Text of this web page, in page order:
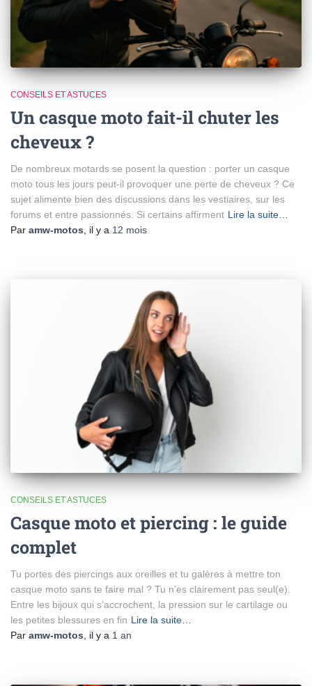
CONSEILS ET ASTUCES
Un casque moto fait-il chuter les
cheveux ?
De nombreux motards se posent la question : porter un casque
moto tous les jours peut-il provoquer une perte de cheveux ? Ce
sujet alimente bien des discussions dans les vestiaires, sur les
forums et entre passionnés. Si certains affirment Lire la suite…
Par amw-motos , il y a 12 mois
CONSEILS ET ASTUCES
Casque moto et piercing : le guide
complet
Tu portes des piercings aux oreilles et tu galères à mettre ton
casque moto sans te faire mal ? Tu n’es clairement pas seul(e).
Entre les bijoux qui s’accrochent, la pression sur le cartilage ou
les petites blessures en fin Lire la suite…
Par amw-motos, il y a 1 an